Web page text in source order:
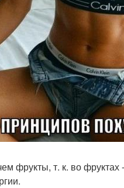
фрукты, т. к. во